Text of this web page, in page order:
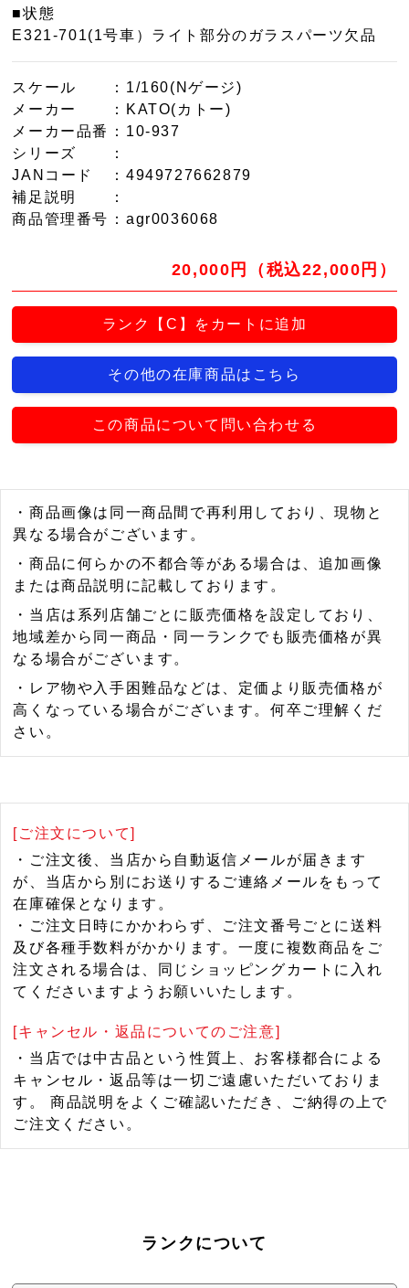
■状態
E321-701(1号車）ライト部分のガラスパーツ欠品
スケール
：1/160(Nゲージ)
メーカー
：KATO(カトー)
メーカー品番
：10-937
シリーズ
：
JANコード
：4949727662879
補足説明
：
商品管理番号 ：agr0036068
20,000円（税込22,000円）
ランク【C】をカートに追加
その他の在庫商品はこちら
この商品について問い合わせる
・商品画像は同一商品間で再利用しており、現物と
異なる場合がございます。
・商品に何らかの不都合等がある場合は、追加画像
または商品説明に記載しております。
・当店は系列店舗ごとに販売価格を設定しており、
地域差から同一商品・同一ランクでも販売価格が異
なる場合がございます。
・レア物や入手困難品などは、定価より販売価格が
高くなっている場合がございます。何卒ご理解くだ
さい。
[ご注文について]
・ご注文後、当店から自動返信メールが届きます
が、当店から別にお送りするご連絡メールをもって
在庫確保となります。
・ご注文日時にかかわらず、ご注文番号ごとに送料
及び各種手数料がかかります。一度に複数商品をご
注文される場合は、同じショッピングカートに入れ
てくださいますようお願いいたします。
[キャンセル・返品についてのご注意]
・当店では中古品という性質上、お客様都合による
キャンセル・返品等は一切ご遠慮いただいておりま
す。 商品説明をよくご確認いただき、ご納得の上で
ご注文ください。
ランクについて